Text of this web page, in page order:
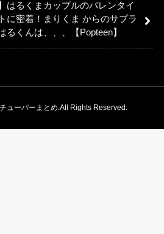
はるくまカップルのバレンタイ
に密着！まりくま からのサプラ
るくんは、、、【Popteen】
ューバーまとめ .All Rights Reserved.